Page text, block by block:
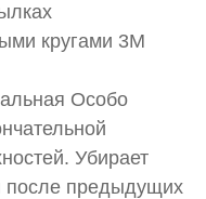
кругами 3M
Особо
Убирает
после предыдущих